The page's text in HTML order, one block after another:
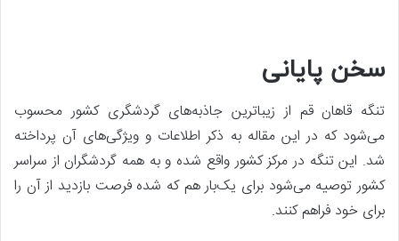
سخن پایانی
تنگه قاهان قم از زیباترین جاذبه‌های گردشگری کشور محسوب
می‌شود که در این مقاله به ذکر اطلاعات و ویژگی‌های آن پرداخته
شد. این تنگه در مرکز کشور واقع شده و به همه گردشگران از سراسر
کشور توصیه می‌شود برای یک‌بار هم که شده فرصت بازدید از آن را
برای خود فراهم کنند.